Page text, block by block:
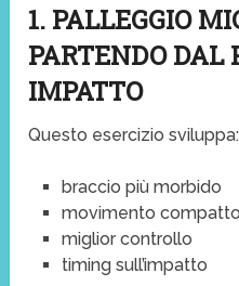
1. PALLEGGIO
PARTENDO DAL
IMPATTO
Questo esercizio sviluppa:
braccio più morbido
movimento compatto
miglior controllo
timing sull’impatto